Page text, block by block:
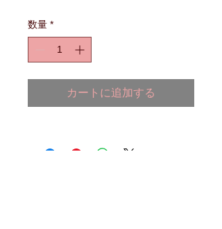
数量 *
カートに追加する